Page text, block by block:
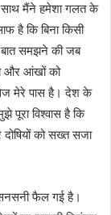
साथ मैंने हमेशा गलत के
है कि बिना किसी
समझने की जब
और आंखों को
मेरे पास है। देश के
पूरा विश्वास है कि
को सख्त सजा
फैल गई है।